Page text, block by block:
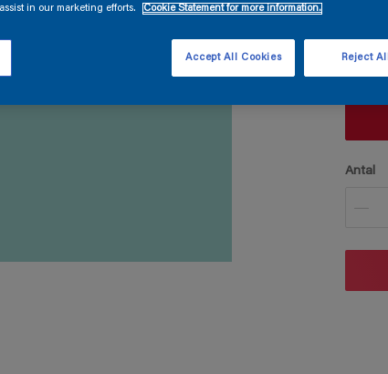
Antal
in our marketing efforts.
Cookie Statement for more information.
Reject
Accept All Cookies